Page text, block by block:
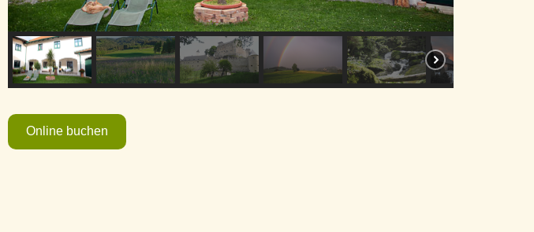
Online buchen